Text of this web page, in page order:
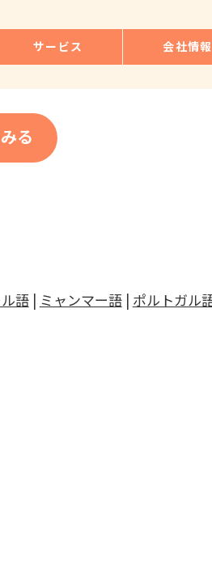
サービス 会社情報
る
語| ミャンマー語| ポルトガル